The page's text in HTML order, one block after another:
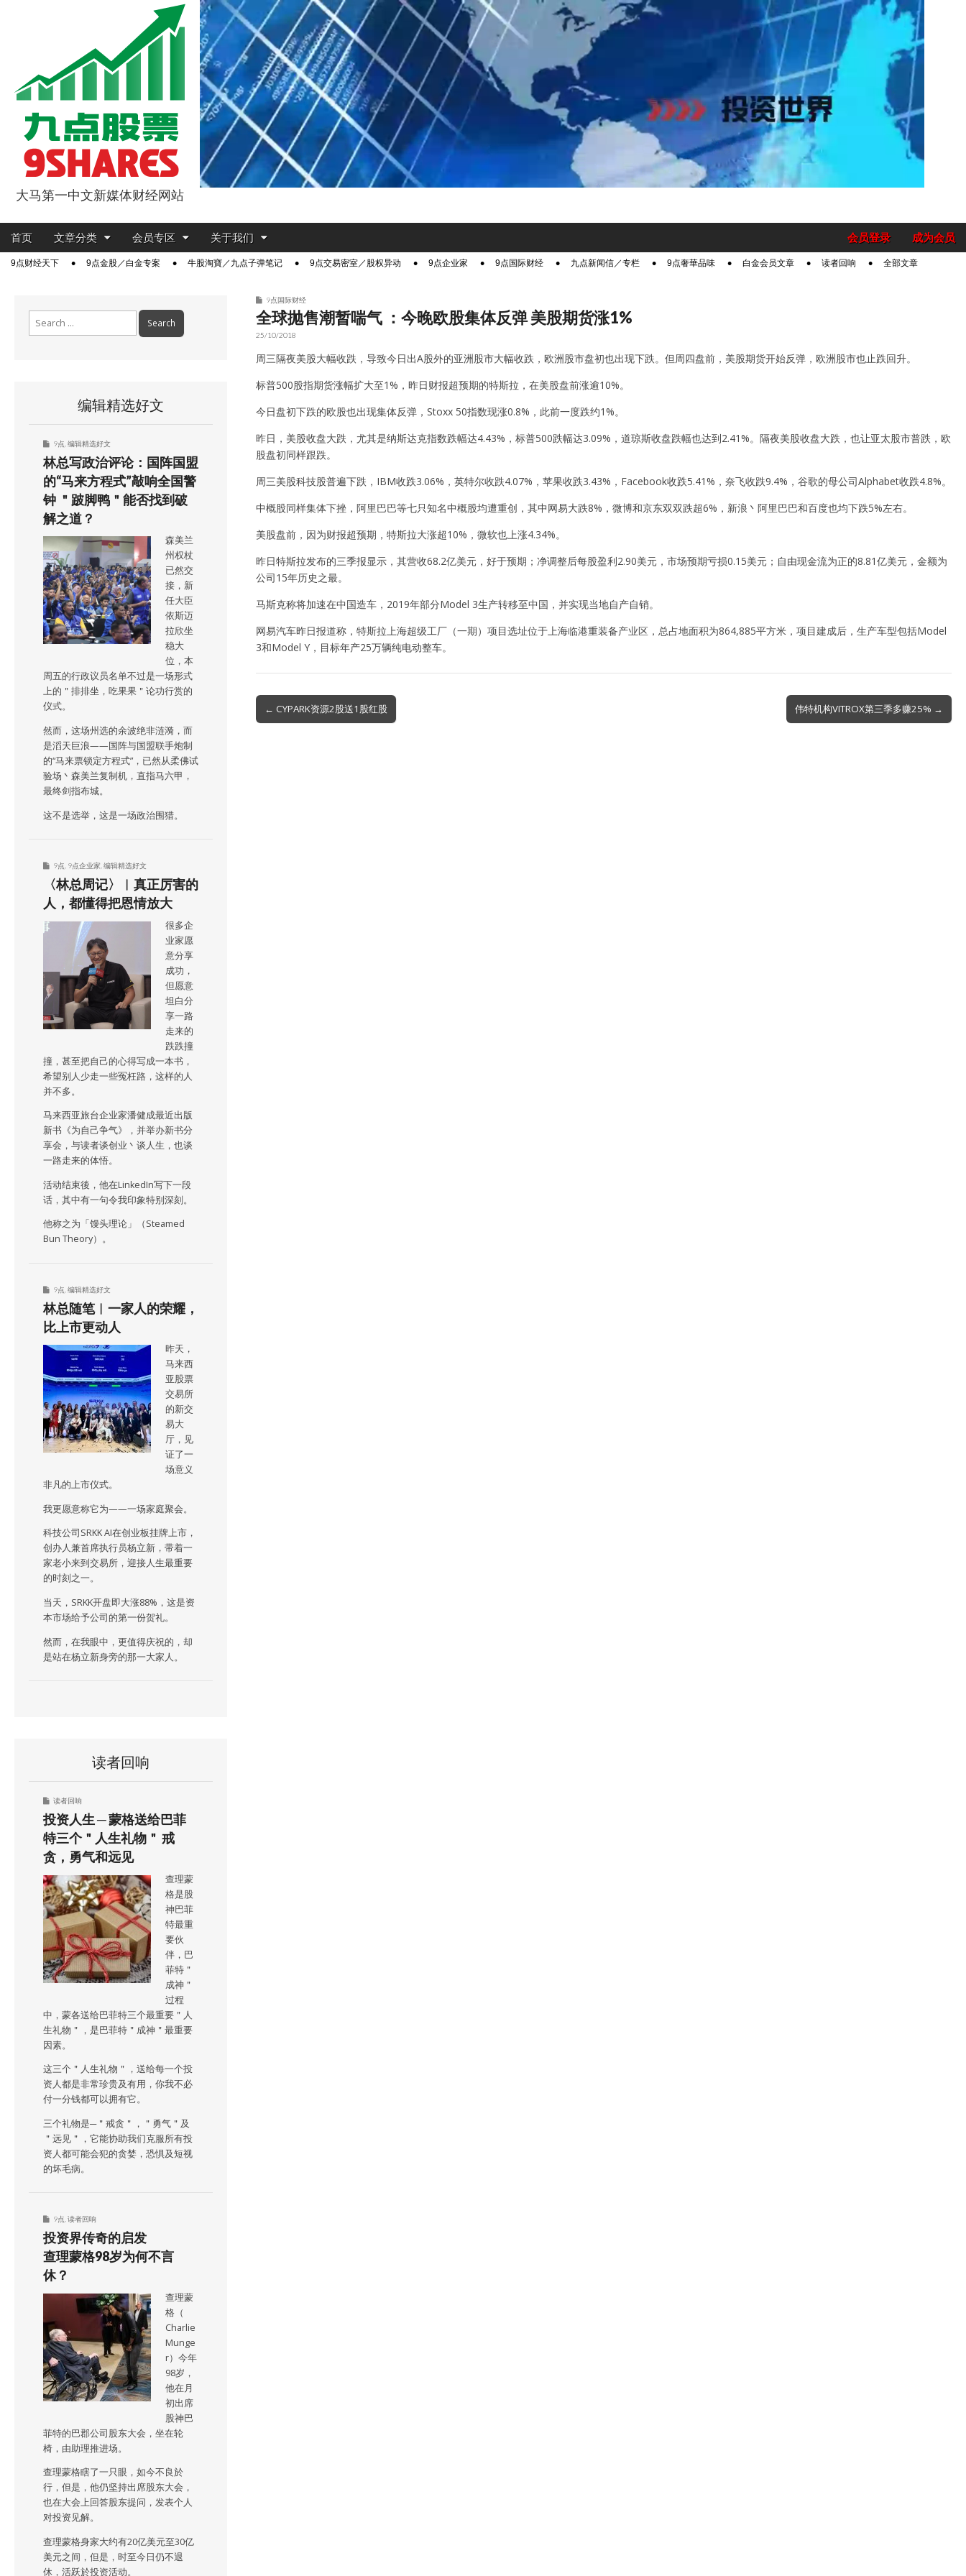
9点股票
大马第一中文新媒体财经网站
Main
Skip
content
首页 文章分类 会员专区 关于我们 成为会员
会员登录
Sub9点财经天下 9点金股／白金专案 牛股淘寶／九点子弹笔记 9点交易密室／股权异动 9点企业家 9点国际财经 九点新闻信／专栏 9点奢華品味 白金会员文章 读者回响 全部文章
9点国际财经
全球抛售潮暂喘气 ：今晚欧股集体反弹 美股期货涨1%
25/10/2018
周三隔夜美股大幅收跌，导致今日出A股外的亚洲股市大幅收跌，欧洲股市盘初也出现下跌。但周四盘前，美股期货开始反弹，欧洲股市也止跌回升。
标普500股指期货涨幅扩大至1%，昨日财报超预期的特斯拉，在美股盘前涨逾10%。
今日盘初下跌的欧股也出现集体反弹，Stoxx 50指数现涨0.8%，此前一度跌约1%。
昨日，美股收盘大跌，尤其是纳斯达克指数跌幅达4.43%，标普500跌幅达3.09%，道琼斯收盘跌幅也达到2.41%。隔夜美股收盘大跌，也让亚太股市普跌，欧
股盘初同样跟跌。
周三美股科技股普遍下跌，IBM收跌3.06%，英特尔收跌4.07%，苹果收跌3.43%，Facebook收跌5.41%，奈飞收跌9.4%，谷歌的母公司Alphabet收跌4.8%。
中概股同样集体下挫，阿里巴巴等七只知名中概股均遭重创，其中网易大跌8%，微博和京东双双跌超6%，新浪丶阿里巴巴和百度也均下跌5%左右。
美股盘前，因为财报超预期，特斯拉大涨超10%，微软也上涨4.34%。
昨日特斯拉发布的三季报显示，其营收68.2亿美元，好于预期；净调整后每股盈利2.90美元，市场预期亏损0.15美元；自由现金流为正的8.81亿美元，金额为
公司15年历史之最。
马斯克称将加速在中国造车，2019年部分Model 3生产转移至中国，并实现当地自产自销。
网易汽车昨日报道称，特斯拉上海超级工厂（一期）项目选址位于上海临港重装备产业区，总占地面积为864,885平方米，项目建成后，生产车型包括Model
3和Model Y，目标年产25万辆纯电动整车。
Post
navigation
← CYPARK资源2股送1股红股 伟特机构VITROX第三季多赚25% →
编辑精选好文
9点 编辑精选好文
林总写政治评论：国阵国盟
的“马来方程式”敲响全国警
钟 ＂跛脚鸭＂能否找到破
解之道？
森美兰
州权杖
已然交
接，新
任大臣
依斯迈
拉欣坐
稳大
位，本
周五的行政议员名单不过是一场形式
上的＂排排坐，吃果果＂论功行赏的
仪式。
然而，这场州选的余波绝非涟漪，而
是滔天巨浪——国阵与国盟联手炮制
的“马来票锁定方程式”，已然从柔佛试
验场丶森美兰复制机，直指马六甲，
最终剑指布城。
这不是选举，这是一场政治围猎。
9点 9点企业家 编辑精选好文
〈林总周记〉︱真正厉害的
人，都懂得把恩情放大
很多企
业家愿
意分享
成功，
但愿意
坦白分
享一路
走来的
跌跌撞
撞，甚至把自己的心得写成一本书，
希望别人少走一些冤枉路，这样的人
并不多。
马来西亚旅台企业家潘健成最近出版
新书《为自己争气》，并举办新书分
享会，与读者谈创业丶谈人生，也谈
一路走来的体悟。
活动结束後，他在LinkedIn写下一段
话，其中有一句令我印象特别深刻。
他称之为「馒头理论」（Steamed
Bun Theory）。
9点 编辑精选好文
林总随笔︱一家人的荣耀，
比上市更动人
昨天，
马来西
亚股票
交易所
的新交
易大
厅，见
证了一
场意义
非凡的上市仪式。
我更愿意称它为——一场家庭聚会。
科技公司SRKK AI在创业板挂牌上市，
创办人兼首席执行员杨立新，带着一
家老小来到交易所，迎接人生最重要
的时刻之一。
当天，SRKK开盘即大涨88%，这是资
本市场给予公司的第一份贺礼。
然而，在我眼中，更值得庆祝的，却
是站在杨立新身旁的那一大家人。
读者回响
读者回响
投资人生 ─ 蒙格送给巴菲
特三个＂人生礼物＂ 戒
贪，勇气和远见
查理蒙
格是股
神巴菲
特最重
要伙
伴，巴
菲特＂
成神＂
过程
中，蒙各送给巴菲特三个最重要＂人
生礼物＂，是巴菲特＂成神＂最重要
因素。
这三个＂人生礼物＂，送给每一个投
资人都是非常珍贵及有用，你我不必
付一分钱都可以拥有它。
三个礼物是─＂戒贪＂，＂勇气＂及
＂远见＂，它能协助我们克服所有投
资人都可能会犯的贪婪，恐惧及短视
的坏毛病。
9点 读者回响
投资界传奇的启发
查理蒙格98岁为何不言
休？
查理蒙
格（
Charlie
Munge
r）今年
98岁，
他在月
初出席
股神巴
菲特的巴郡公司股东大会，坐在轮
椅，由助理推进场。
查理蒙格瞎了一只眼，如今不良於
行，但是，他仍坚持出席股东大会，
也在大会上回答股东提问，发表个人
对投资见解。
查理蒙格身家大约有20亿美元至30亿
美元之间，但是，时至今日仍不退
休，活跃於投资活动。